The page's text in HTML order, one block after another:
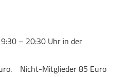
– 20:30 Uhr in der
Nicht-Mitglieder 85 Euro